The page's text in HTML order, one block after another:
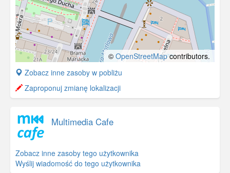
© OpenStreetMapcontributors.
+
−
Zobacz inne zasoby w pobliżu
Zaproponuj zmianę lokalizacji
Multimedia Cafe
Zobacz inne zasoby tego użytkownika
Wyślij wiadomość do tego użytkownika